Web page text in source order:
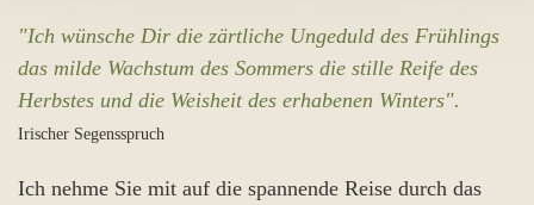
"Ich wünsche Dir die zärtliche Ungeduld des Frühlings
das milde Wachstum des Sommers die stille Reife des
Herbstes und die Weisheit des erhabenen Winters".
Irischer Segensspruch
Ich nehme Sie mit auf die spannende Reise durch das